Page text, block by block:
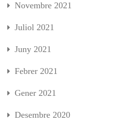
Novembre 2021
Juliol 2021
Juny 2021
Febrer 2021
Gener 2021
Desembre 2020